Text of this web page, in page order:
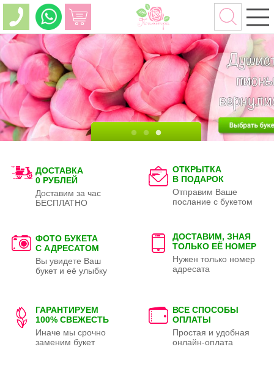
ДОСТАВКА
0 РУБЛЕЙ
Доставим за час
БЕСПЛАТНО
ОТКРЫТКА
В ПОДАРОК
Отправим Ваше
послание с букетом
ФОТО БУКЕТА
С АДРЕСАТОМ
Вы увидете Ваш
букет и её улыбку
ДОСТАВИМ, ЗНАЯ
ТОЛЬКО ЕЁ НОМЕР
Нужен только номер
адресата
ГАРАНТИРУЕМ
100% СВЕЖЕСТЬ
Иначе мы срочно
заменим букет
ВСЕ СПОСОБЫ
ОПЛАТЫ
Простая и удобная
онлайн-оплата